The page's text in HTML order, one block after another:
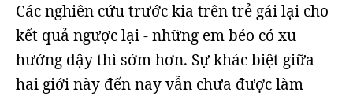
Các nghiên cứu trước kia trên trẻ gái lại cho
kết quả ngược lại - những em béo có xu
hướng dậy thì sớm hơn. Sự khác biệt giữa
hai giới này đến nay vẫn chưa được làm